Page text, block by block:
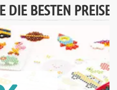
DIE BESTEN PREISE